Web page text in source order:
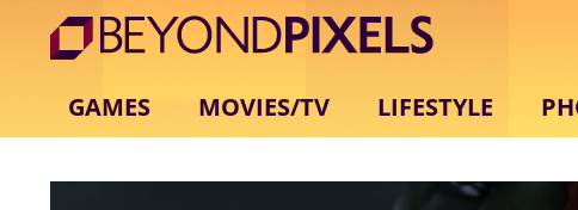
GAMES MOVIES/TV LIFESTYLE